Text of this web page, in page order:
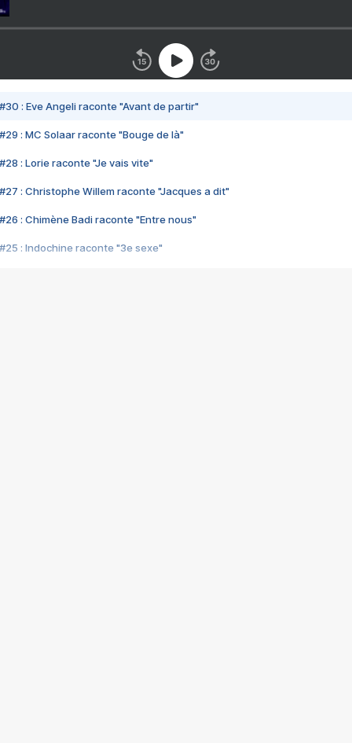
#30 : Eve Angeli raconte "Avant de partir"
#29 : MC Solaar raconte "Bouge de là"
#28 : Lorie raconte "Je vais vite"
#27 : Christophe Willem raconte "Jacques a dit"
#26 : Chimène Badi raconte "Entre nous"
#25 : Indochine raconte "3e sexe"